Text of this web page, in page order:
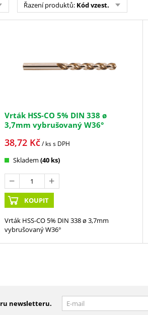
Řazení produktů: Kód vzest.
Vrták HSS-CO 5% DIN 338 ø
3,7mm vybrušovaný W36°
38,72Kč/ kss DPH
Skladem (40 ks)
KOUPIT
Vrták HSS-CO 5% DIN 338 ø 3,7mm
vybrušovaný W36°
newsletteru.